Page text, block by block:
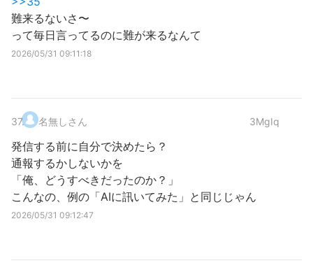
難来るないさ〜
って毎日言ってるのに難が来るなんて
2026/05/31 09:11:18
37. 名無しさん 3MgIq
発信する前に自分で決めたら？
通報するかしないかを
「俺、どうすべきだったのか？」
こんなの、例の「AIに訊いてみた」と同じじゃん
2026/05/31 09:12:47